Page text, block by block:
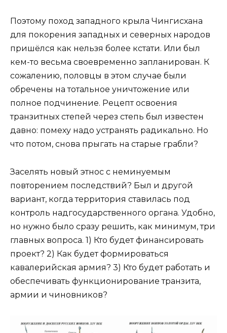
Поэтому поход западного крыла Чингисхана
для покорения западных и северных народов
пришёлся как нельзя более кстати. Или был
кем-то весьма своевременно запланирован. К
сожалению, половцы в этом случае были
обречены на тотальное уничтожение или
полное подчинение. Рецепт освоения
транзитных степей через степь был известен
давно: помеху надо устранять радикально. Но
что потом, снова прыгать на старые грабли?
Заселять новый этнос с неминуемым
повторением последствий? Был и другой
вариант, когда территория ставилась под
контроль надгосударственного органа. Удобно,
но нужно было сразу решить, как минимум, три
главных вопроса. 1) Кто будет финансировать
проект? 2) Как будет формироваться
кавалерийская армия? 3) Кто будет работать и
обеспечивать функционирование транзита,
армии и чиновников?